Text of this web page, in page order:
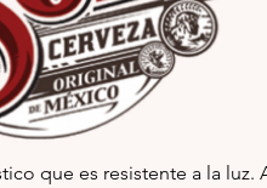
que es resistente a la luz.